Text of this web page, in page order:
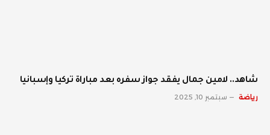
شاهد.. لامين جمال يفقد جواز سفره بعد مباراة تركيا وإسبانيا
رياضة سبتمبر 10, 2025